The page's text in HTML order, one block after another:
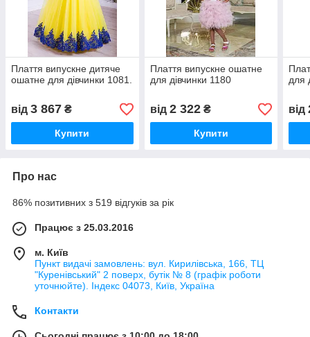
Плаття випускне дитяче
ошатне для дівчинки 1081.
від 3 867 ₴
Купити
Плаття випускне ошатне
для дівчинки 1180
від 2 322₴
Купити
для
від
Про нас
86% позитивних з 519 відгуків за рік
Працює з 25.03.2016
м. Київ
Пункт видачі замовлень: вул. Кирилівська, 166, ТЦ
"Куренівський" 2 поверх, бутік № 8 (графік роботи
уточнюйте). Індекс 04073, Київ, Україна
Контакти